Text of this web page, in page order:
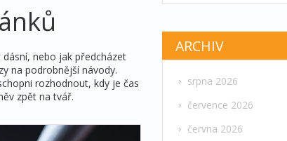
nebo jak předcházet
na podrobnější návody.
rozhodnout, kdy je čas
zpět na tvář.
ARCHIV
srpna 2026
července 2026
června 2026